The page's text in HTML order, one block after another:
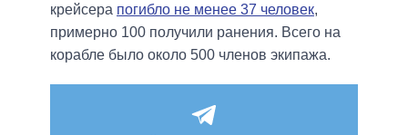
крейсера погибло не менее 37 человек,
примерно 100 получили ранения. Всего на
корабле было около 500 членов экипажа.